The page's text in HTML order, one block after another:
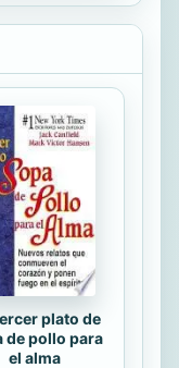
de
de la
últimas
del
sin
de un
tienen
plato de
de pollo para
el alma